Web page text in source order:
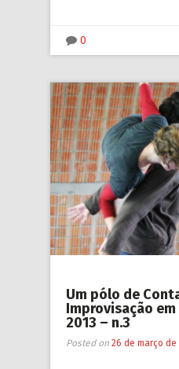
0
Um pólo de
Improvisação
2013 – n.3
Posted on 26 de março de